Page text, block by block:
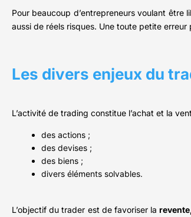
Pour beaucoup d’entrepreneurs voulant être
aussi de réels risques. Une toute petite
Les divers enjeux du
L’activité de trading constitue l’achat et la
des actions ;
des devises ;
des biens ;
divers éléments solvables.
L’objectif du trader est de favoriser larevente,